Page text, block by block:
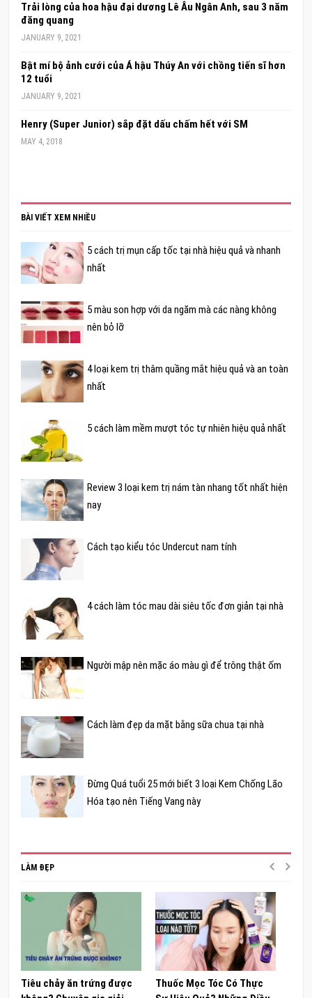
Trải lòng của hoa hậu đại dương Lê Âu Ngân Anh, sau 3 năm
đăng quang
JANUARY 9, 2021
Bật mí bộ ảnh cưới của Á hậu Thúy An với chồng tiến sĩ hơn
12 tuổi
JANUARY 9, 2021
Henry (Super Junior) sắp đặt dấu chấm hết với SM
MAY 4, 2018
BÀI VIẾT XEM NHIỀU
5 cách trị mụn cấp tốc tại nhà hiệu quả và nhanh
nhất
5 màu son hợp với da ngăm mà các nàng không
nên bỏ lỡ
4 loại kem trị thâm quầng mắt hiệu quả và an toàn
nhất
5 cách làm mềm mượt tóc tự nhiên hiệu quả nhất
Review 3 loại kem trị nám tàn nhang tốt nhất hiện
nay
Cách tạo kiểu tóc Undercut nam tính
4 cách làm tóc mau dài siêu tốc đơn giản tại nhà
Người mập nên mặc áo màu gì để trông thật ốm
Cách làm đẹp da mặt bằng sữa chua tại nhà
Đừng Quá tuổi 25 mới biết 3 loại Kem Chống Lão
Hóa tạo nên Tiếng Vang này
LÀM ĐẸP
Tiêu chảy ăn trứng được
Thuốc Mọc Tóc Có Thực